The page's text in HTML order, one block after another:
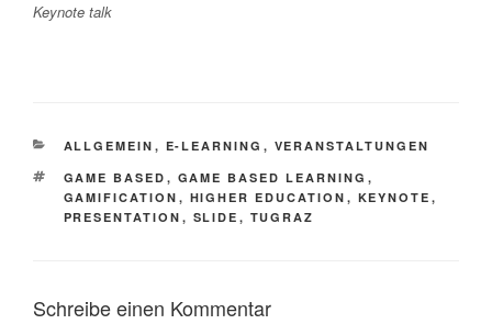
Keynote talk
KATEGORIEN
ALLGEMEIN , E-LEARNING , VERANSTALTUNGEN
SCHLAGWÖRTER
GAME BASED , GAME BASED LEARNING ,
GAMIFICATION , HIGHER EDUCATION , KEYNOTE ,
PRESENTATION , SLIDE , TUGRAZ
Schreibe einen Kommentar